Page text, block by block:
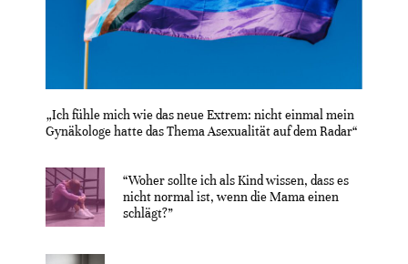
„Ich fühle mich wie das neue Extrem: nicht einmal mein
Gynäkologe hatte das Thema Asexualität auf dem Radar“
“Woher sollte ich als Kind wissen, dass es
nicht normal ist, wenn die Mama einen
schlägt?”